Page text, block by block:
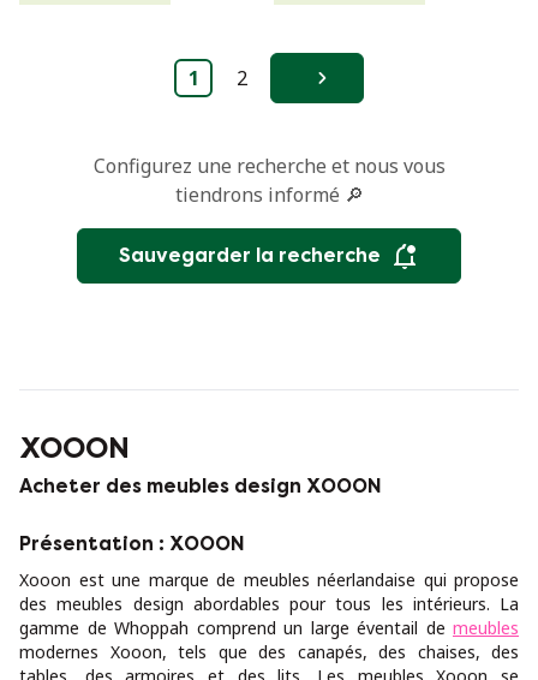
1 2 Suivant
Configurez une recherche et nous vous
tiendrons informé 🔎
Sauvegarder la recherche
XOOON
Acheter des meubles design XOOON
Présentation : XOOON
Xooon est une marque de meubles néerlandaise qui propose
des meubles design abordables pour tous les intérieurs. La
gamme de Whoppah comprend un large éventail de meubles
modernes Xooon, tels que des canapés, des chaises, des